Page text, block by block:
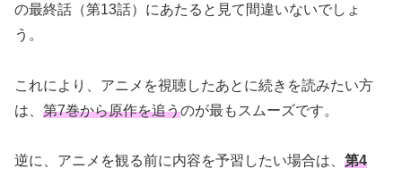
の最終話（第13話）にあたると見て間違いないでしょ
う。
これにより、アニメを視聴したあとに続きを読みたい方
は、 第7巻から原作を追うのが最もスムーズです。
逆に、アニメを観る前に内容を予習したい場合は、 第4